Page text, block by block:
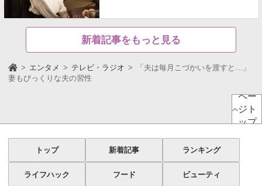
新着記事をもっと見る
エンタメ テレビ・ラジオ
「夫は毎月こづかいを渡すと…」
妻もびっくりな夫の習性
ペー
ジト
ップ
トップ 新着記事 ランキング
ライフハック フード ビューティ